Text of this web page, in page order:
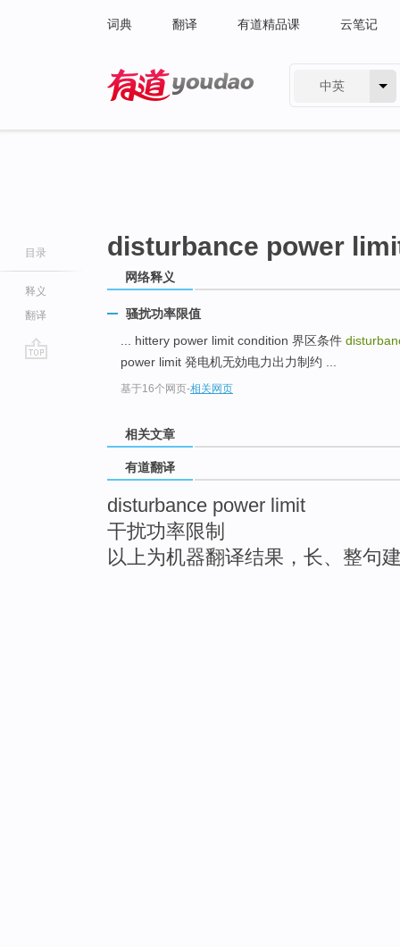
词典 翻译 有道精品课 云笔记
中英
目录
释义
翻译
disturbance power
网络释义
骚扰功率限值
... hittery power limit condition 界区条件
power limit 発电机无効电力出力制约 ...
基于16个网页-相关网页
相关文章
有道翻译
disturbance power limit
干扰功率限制
以上为机器翻译结果，长、整句